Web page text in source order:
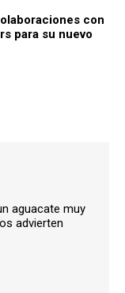
con
para su nuevo
aguacate muy
advierten